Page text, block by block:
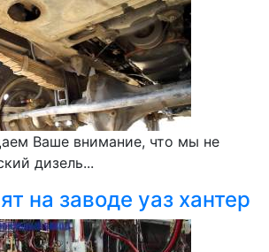
Ваше внимание, что мы не
дизель...
на заводе уаз хантер